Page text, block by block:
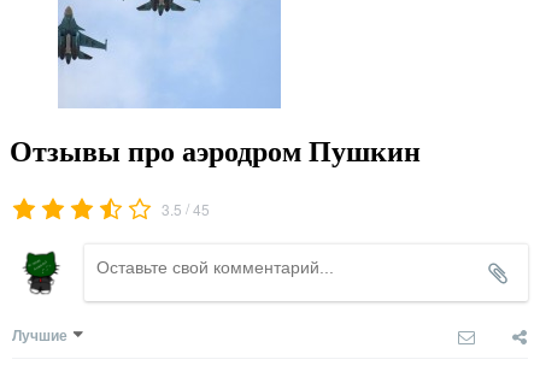
Отзывы про аэродром Пушкин
3.5 /45
Лучшие